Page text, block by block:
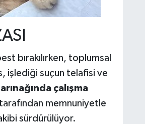
bırakılırken, toplumsal
işlediği suçun telafisi ve
çalışma
tarafından memnuniyetle
sürdürülüyor.